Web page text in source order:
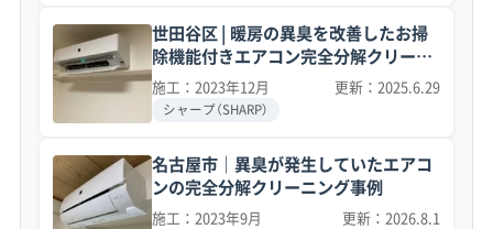
世田谷区 | 暖房の異臭を改善したお掃
除機能付きエアコン完全分解クリーニ
ング事例
施工：2023年12月 更新：2025.6.29
シャープ（SHARP）
名古屋市｜異臭が発生していたエアコ
ンの完全分解クリーニング事例
施工：2023年9月 更新：2026.8.1